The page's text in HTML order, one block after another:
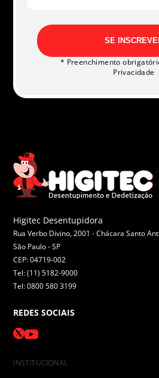
SE
* Preenchimento
Privacidade
Higitec Desentupidora
Rua Verbo Divino, 2001 - Chácara Santo
São Paulo -SP
CEP: 04719-002
Tel: (11) 5182-9000
Tel: 0800 580 3199
REDES SOCIAIS
INSTITUCIONAL